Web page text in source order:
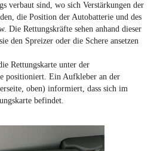
verbaut sind, wo sich Verstärkungen der
die Position der Autobatterie und des
Die Rettungskräfte sehen anhand dieser
den Spreizer oder die Schere ansetzen
Rettungskarte unter der
positioniert. Ein Aufkleber an der
oben) informiert, dass sich im
befindet.